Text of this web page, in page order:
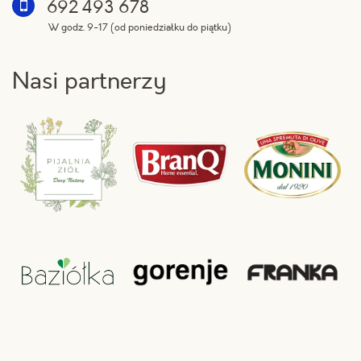
692 493 678
W godz. 9-17 (od poniedziałku do piątku)
Nasi partnerzy